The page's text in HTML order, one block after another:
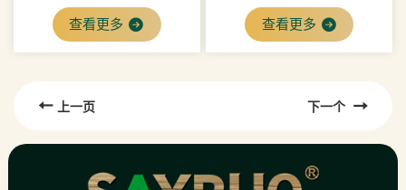
查看更多 查看更多
上一页 下一个